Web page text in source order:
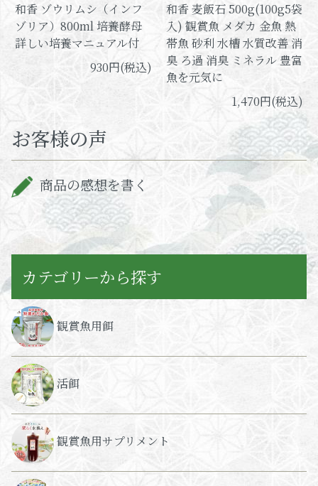
カテゴリーから探す
観賞魚用餌
活餌
観賞魚用サプリメント
和香 ゾウリムシ（インフ
ゾリア）800ml 培養酵母
詳しい培養マニュアル付
930円(税込)
和香 麦飯石 500g(100g5袋
入) 観賞魚 メダカ 金魚 熱
帯魚 砂利 水槽 水質改善 消
臭 ろ過 消臭 ミネラル 豊富
魚を元気に
1,470円(税込)
お客様の声
商品の感想を書く